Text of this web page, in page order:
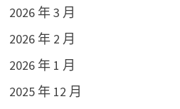
2026 年 3 月
2026 年 2 月
2026 年 1 月
2025 年 12 月